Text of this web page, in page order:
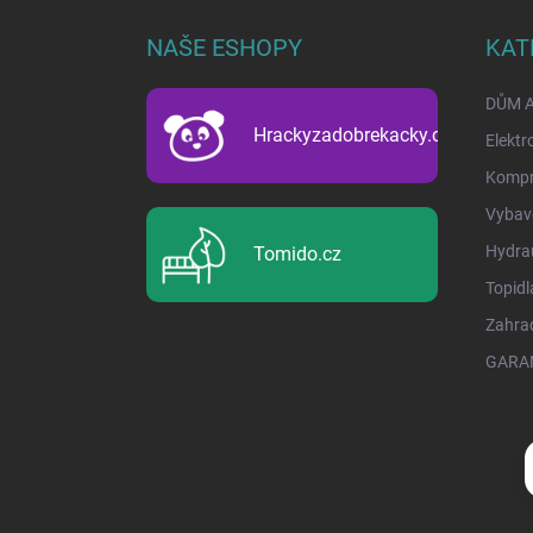
NAŠE ESHOPY
Hrackyzadobrekacky.cz
Tomido.cz
DŮM